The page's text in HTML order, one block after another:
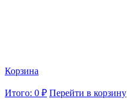
Корзина
Итого: 0 ₽ Перейти в корзину